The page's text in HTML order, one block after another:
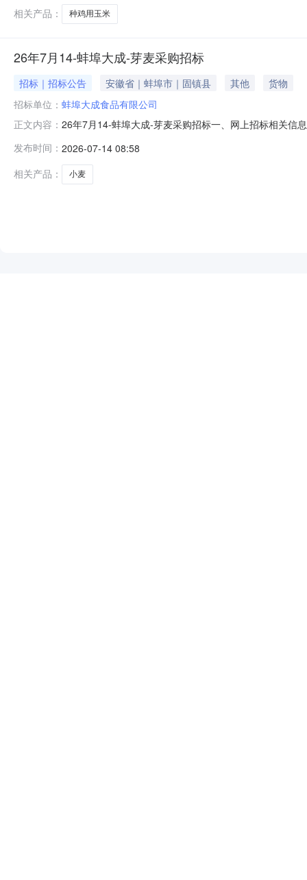
相关产品：
种鸡用玉米
26年7月14-蚌埠大成-芽麦采购招标
招标｜招标公告 安徽省｜蚌埠市｜固镇县 其他
货物
招标单位： 蚌埠大成食品有限公司
正文内容： 26年7月14-蚌埠大成-芽麦采购招标一、网上招标相关信
市固镇县连城镇智慧饲料厂5.投标资格：大成集团合格
发布时间： 2026-07-14 08:58
相关产品：
小麦